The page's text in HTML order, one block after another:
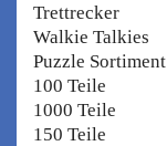
Trettrecker
Walkie Talkies
Puzzle Sortiment
100 Teile
1000 Teile
150 Teile